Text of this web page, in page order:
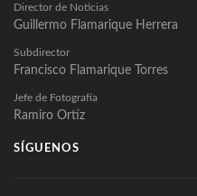
Director de Noticias
Guillermo Flamarique Herrera
Subdirector
Francisco Flamarique Torres
Jefe de Fotografía
Ramiro Ortíz
SÍGUENOS